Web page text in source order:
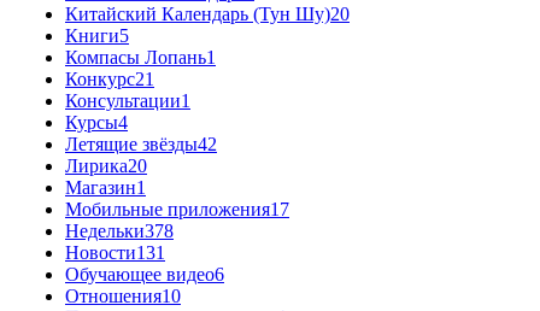
Китайский Календарь (Тун Шу)20
Книги5
Компасы Лопань1
Конкурс21
Консультации1
Курсы4
Летящие звёзды42
Лирика20
Магазин1
Мобильные приложения17
Недельки378
Новости131
Обучающее видео6
Отношения10